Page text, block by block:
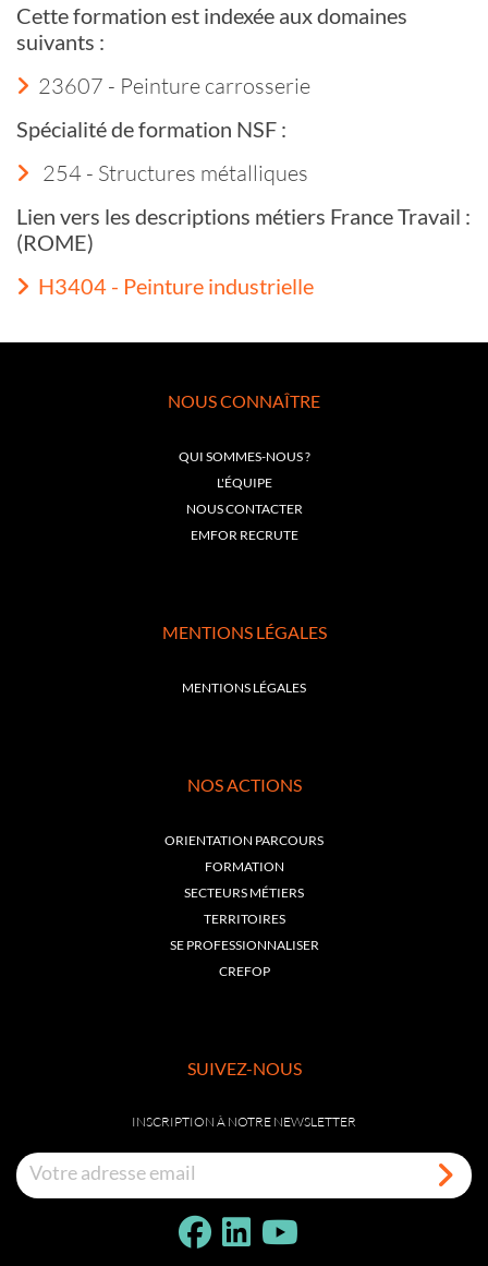
Cette formation est indexée aux domaines
suivants :
23607 - Peinture carrosserie
Spécialité de formation NSF :
254 - Structures métalliques
Lien vers les descriptions métiers France Travail :
(ROME)
H3404 - Peinture industrielle
NOUS CONNAÎTRE
QUI SOMMES-NOUS ?
L'ÉQUIPE
NOUS CONTACTER
EMFOR RECRUTE
MENTIONS LÉGALES
MENTIONS LÉGALES
NOS ACTIONS
ORIENTATION PARCOURS
FORMATION
SECTEURS MÉTIERS
TERRITOIRES
SE PROFESSIONNALISER
CREFOP
SUIVEZ-NOUS
INSCRIPTION À NOTRE NEWSLETTER